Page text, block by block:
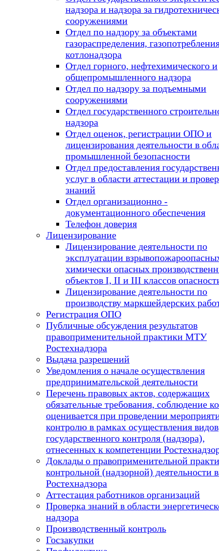
надзора и надзора за
сооружениями
Отдел по надзору за объектами
газораспределения,
котлонадзора
Отдел горного, нефтехимического и
общепромышленного надзора
Отдел по надзору за подъемными
сооружениями
Отдел государственного
надзора
Отдел оценок, регистрации ОПО и
лицензирования деятельности в
промышленной безопасности
Отдел предоставления
услуг в области аттестации и
знаний
Отдел организационно -
документационного обеспечения
Телефон доверия
Лицензирование
Лицензирование деятельности по
эксплуатации
химически опасных
объектов I, II и III классов
Лицензирование деятельности по
производству маркшейдерских
Регистрация ОПО
Публичные обсуждения результатов
правоприменительной практики МТУ
Ростехнадзора
Выдача разрешений
Уведомления о начале осуществления
предпринимательской деятельности
Перечень правовых актов, содержащих
обязательные требования, соблюдение
оценивается при проведении
контролю в рамках осуществления видов
государственного контроля (надзора),
отнесенных к компетенции
Доклады о правоприменительной
контрольной (надзорной)
Ростехнадзора
Аттестация работников организаций
Проверка знаний в области
надзора
Производственный контроль
Госзакупки